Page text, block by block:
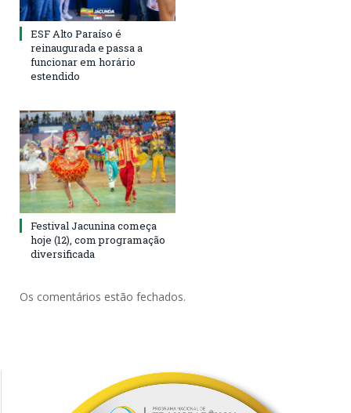
ESF Alto Paraíso é
reinaugurada e passa a
funcionar em horário
estendido
Festival Jacunina começa
hoje (12), com programação
diversificada
Os comentários estão fechados.